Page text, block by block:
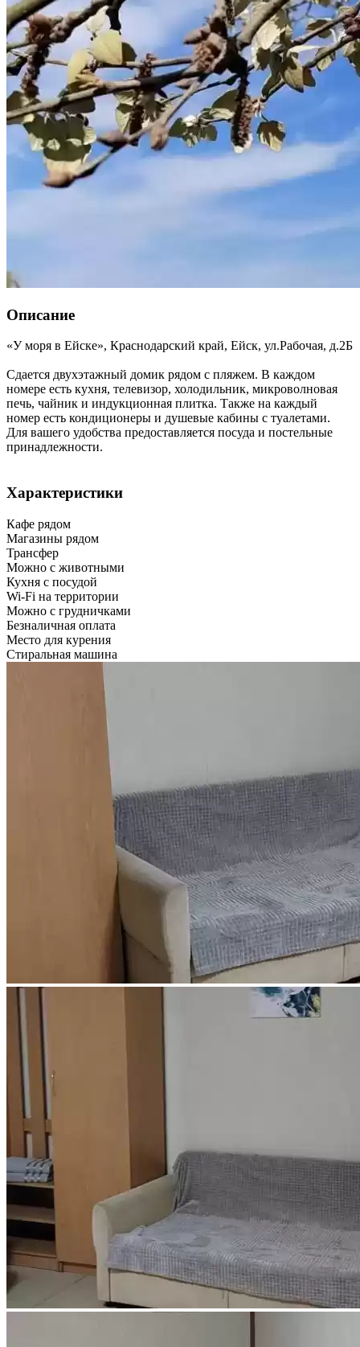
Описание
«У моря в Ейске», Краснодарский край, Ейск, ул.Рабочая, д.2Б
Сдается двухэтажный домик рядом с пляжем. В каждом
номере есть кухня, телевизор, холодильник, микроволновая
печь, чайник и индукционная плитка. Также на каждый
номер есть кондиционеры и душевые кабины с туалетами.
Для вашего удобства предоставляется посуда и постельные
принадлежности.
Характеристики
Кафе рядом
Магазины рядом
Трансфер
Можно с животными
Кухня с посудой
Wi-Fi на территории
Можно с грудничками
Безналичная оплата
Место для курения
Стиральная машина